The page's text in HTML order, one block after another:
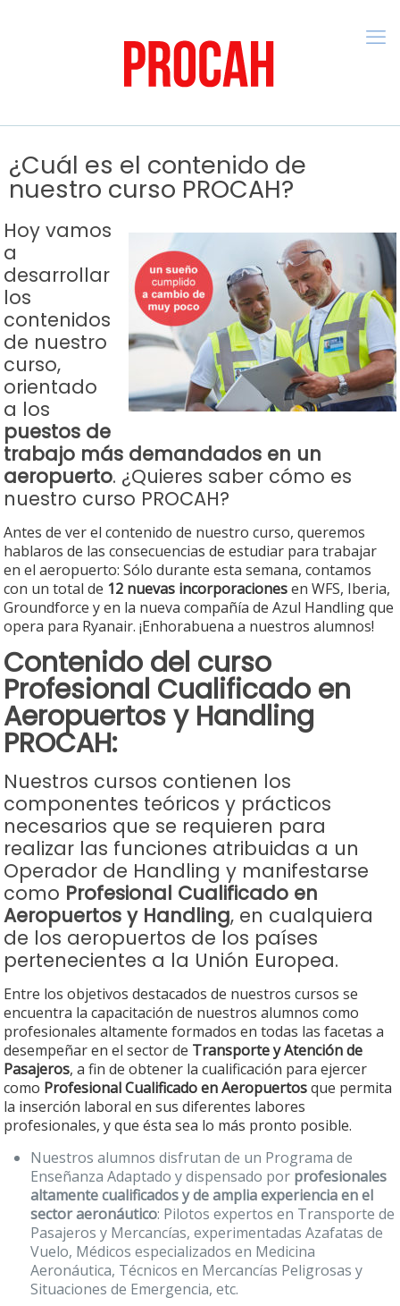
¿Cuál es el contenido de
nuestro curso PROCAH?
Hoy vamos
a
desarrollar
los
contenidos
de nuestro
curso,
orientado
a los
puestos de
trabajo más demandados en un
aeropuerto. ¿Quieres saber cómo es
nuestro curso PROCAH?
Antes de ver el contenido de nuestro curso, queremos
hablaros de las consecuencias de estudiar para trabajar
en el aeropuerto: Sólo durante esta semana, contamos
con un total de 12 nuevas incorporacionesen WFS, Iberia,
Groundforce y en la nueva compañía de Azul Handling que
opera para Ryanair. ¡Enhorabuena a nuestros alumnos!
Contenido del curso
Profesional Cualificado en
Aeropuertos y Handling
PROCAH:
Nuestros cursos contienen los
componentes teóricos y prácticos
necesarios que se requieren para
realizar las funciones atribuidas a un
Operador de Handling y manifestarse
como Profesional Cualificado en
Aeropuertos y Handling, en cualquiera
de los aeropuertos de los países
pertenecientes a la Unión Europea.
Entre los objetivos destacados de nuestros cursos se
encuentra la capacitación de nuestros alumnos como
profesionales altamente formados en todas las facetas a
desempeñar en el sector de Transporte y Atención de
Pasajeros, a fin de obtener la cualificación para ejercer
como Profesional Cualificado en Aeropuertosque permita
la inserción laboral en sus diferentes labores
profesionales, y que ésta sea lo más pronto posible.
Nuestros alumnos disfrutan de un Programa de
Enseñanza Adaptado y dispensado por profesionales
altamente cualificados y de amplia experiencia en el
sector aeronáutico: Pilotos expertos en Transporte de
Pasajeros y Mercancías, experimentadas Azafatas de
Vuelo, Médicos especializados en Medicina
Aeronáutica, Técnicos en Mercancías Peligrosas y
Situaciones de Emergencia, etc.